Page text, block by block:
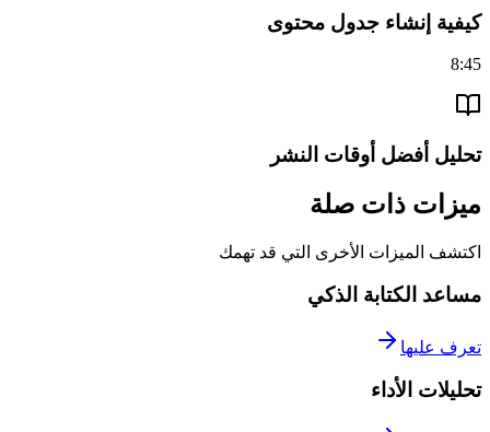
كيفية إنشاء جدول محتوى
8:45
تحليل أفضل أوقات النشر
ميزات ذات صلة
اكتشف الميزات الأخرى التي قد تهمك
مساعد الكتابة الذكي
تعرف عليها
تحليلات الأداء